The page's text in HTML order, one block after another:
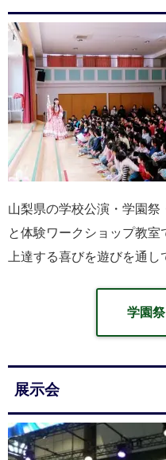
山梨県の学校公演・学園祭
と体験ワークショップ教室
上達する喜びを遊びを通し
学園
展示会